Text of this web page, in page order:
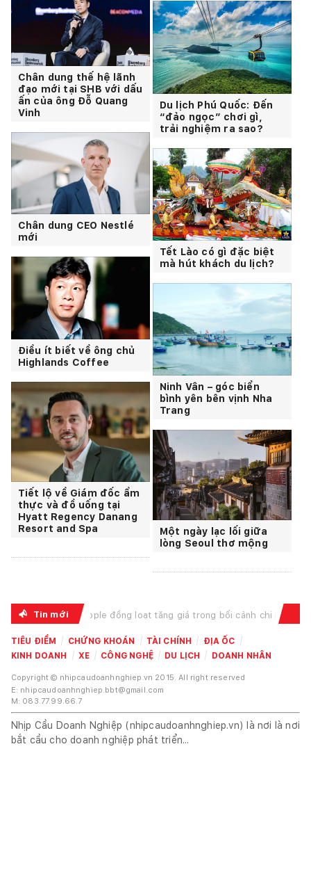
Chân dung thế hệ lãnh
đạo mới tại SHB với dấu
ấn của ông Đỗ Quang
Vinh
Chân dung CEO Nestlé
mới
Điều ít biết về ông chủ
Highlands Coffee
Tiết lộ về Giám đốc ẩm
thực và đồ uống tại
Hyatt Regency Danang
Resort and Spa
Du lịch Phú Quốc: Đến
“đảo ngọc” chơi gì,
trải nghiệm ra sao?
Tết Lào có gì đặc biệt
mà hút khách du lịch?
Ninh Vân – góc biển
bình yên bên vịnh Nha
Trang
Một ngày lạc lối giữa
lòng Seoul thơ mộng
Tin mới
đồng loạt tăng giá trong bối cảnh chi phí bộ nhớ và linh kiện lưu trữ leo thang, chịu t...
TIÊU ĐIỂM CHỨNG KHOÁN TÀI CHÍNH
ĐỊA ỐC
KINH DOANH
XE CÔNG NGHỆ DU LỊCH DOANH NHÂN
Copyright © nhipcaudoanhnghiep.vn 2015. All right reserved
E: nhipcaudoanhnghiep.bbt@gmail.com
M: 083.77.99.66.7
Nhịp Cầu Doanh Nghiệp (nhipcaudoanhnghiep.vn) là nơi là nơi
bắt cầu cho doanh nghiệp phát triển...